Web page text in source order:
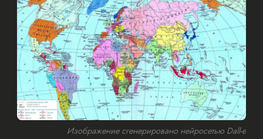
Изображение сгенерировано нейросетью Dall-e